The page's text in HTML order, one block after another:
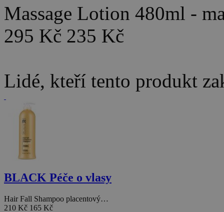
Massage Lotion 480ml -
295 Kč 235 Kč
Lidé, kteří tento produkt
BLACK Péče o vlasy
Hair Fall Shampoo placentový…
210 Kč 165 Kč